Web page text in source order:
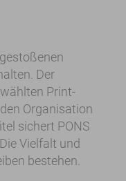
Der
Print-
Organisation
sichert PONS
Vielfalt und
bestehen.